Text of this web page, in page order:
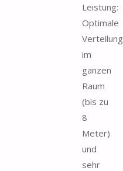
Leistung:
Optimale
Verteilung
im
ganzen
Raum
(bis zu
8
Meter)
und
sehr